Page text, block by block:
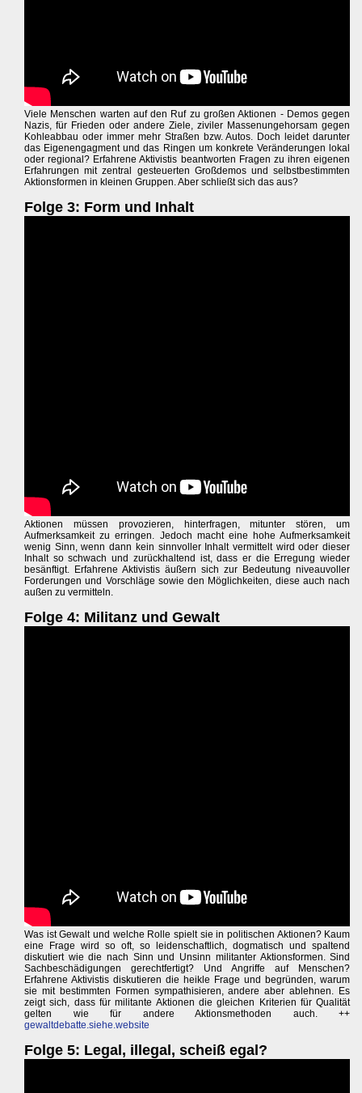
Viele Menschen warten auf den Ruf zu großen Aktionen - Demos gegen
Nazis, für Frieden oder andere Ziele, ziviler Massenungehorsam gegen
Kohleabbau oder immer mehr Straßen bzw. Autos. Doch leidet darunter
das Eigenengagment und das Ringen um konkrete Veränderungen lokal
oder regional? Erfahrene Aktivistis beantworten Fragen zu ihren eigenen
Erfahrungen mit zentral gesteuerten Großdemos und selbstbestimmten
Aktionsformen in kleinen Gruppen. Aber schließt sich das aus?
Folge 3: Form und Inhalt
Aktionen müssen provozieren, hinterfragen, mitunter stören, um
Aufmerksamkeit zu erringen. Jedoch macht eine hohe Aufmerksamkeit
wenig Sinn, wenn dann kein sinnvoller Inhalt vermittelt wird oder dieser
Inhalt so schwach und zurückhaltend ist, dass er die Erregung wieder
besänftigt. Erfahrene Aktivistis äußern sich zur Bedeutung niveauvoller
Forderungen und Vorschläge sowie den Möglichkeiten, diese auch nach
außen zu vermitteln.
Folge 4: Militanz und Gewalt
Was ist Gewalt und welche Rolle spielt sie in politischen Aktionen? Kaum
eine Frage wird so oft, so leidenschaftlich, dogmatisch und spaltend
diskutiert wie die nach Sinn und Unsinn militanter Aktionsformen. Sind
Sachbeschädigungen gerechtfertigt? Und Angriffe auf Menschen?
Erfahrene Aktivistis diskutieren die heikle Frage und begründen, warum
sie mit bestimmten Formen sympathisieren, andere aber ablehnen. Es
zeigt sich, dass für militante Aktionen die gleichen Kriterien für Qualität
gelten wie für andere Aktionsmethoden auch. ++
gewaltdebatte.siehe.website
Folge 5: Legal, illegal, scheiß egal?